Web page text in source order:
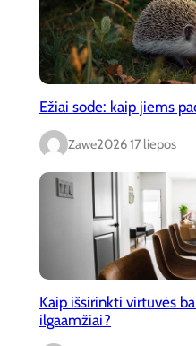
Ežiai sode: kaip jiems
Zawe2026 17 liepos
Kaip išsirinkti virtuvės
ilgaamžiai?